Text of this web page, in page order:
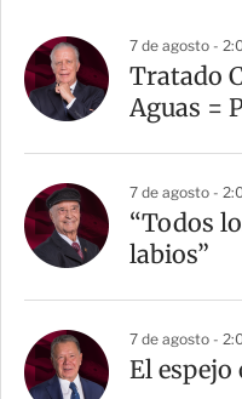
7 de agosto -
Tratado
Aguas =
7 de agosto -
“Todos
labios”
7 de agosto -
El